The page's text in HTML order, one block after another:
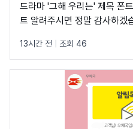
드라마 '그해 우리는' 제목 폰
트 알려주시면 정말 감사하겠
13시간 전 조회 46